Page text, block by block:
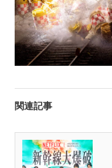
関連記事